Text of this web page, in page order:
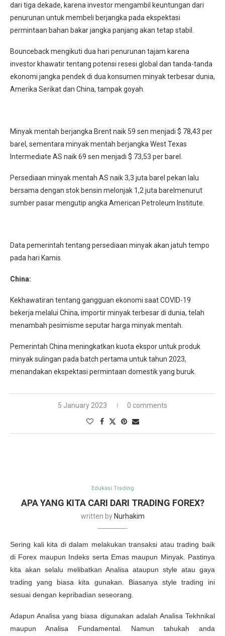
dari tiga dekade, karena investor mengambil keuntungan dari
penurunan untuk membeli berjangka pada ekspektasi
permintaan bahan bakar jangka panjang akan tetap stabil.
Bounceback mengikuti dua hari penurunan tajam karena
investor khawatir tentang potensi resesi global dan tanda-tanda
ekonomi jangka pendek di dua konsumen minyak terbesar dunia,
Amerika Serikat dan China, tampak goyah.
Minyak mentah berjangka Brent naik 59 sen menjadi $ 78,43 per
barel, sementara minyak mentah berjangka West Texas
Intermediate AS naik 69 sen menjadi $ 73,53 per barel.
Persediaan minyak mentah AS naik 3,3 juta barel pekan lalu
bersama dengan stok bensin melonjak 1,2 juta barelmenurut
sumber pasar mengutip angka American Petroleum Institute.
Data pemerintah tentang persediaan minyak akan jatuh tempo
pada hari Kamis.
China:
Kekhawatiran tentang gangguan ekonomi saat COVID-19
bekerja melalui China, importir minyak terbesar di dunia, telah
menambah pesimisme seputar harga minyak mentah.
Pemerintah China meningkatkan kuota ekspor untuk produk
minyak sulingan pada batch pertama untuk tahun 2023,
menandakan ekspektasi permintaan domestik yang buruk.
5 January 2023 0 comments
Edukasi Trading
APA YANG KITA CARI DARI TRADING FOREX?
written by Nurhakim
Sering kali kita di dalam melakukan transaksi atau trading baik
di Forex maupun Indeks serta Emas maupun Minyak. Pastinya
kita akan selalu melibatkan Analisa ataupun style atau gaya
trading yang biasa kita gunakan. Biasanya style trading ini
sesuai dengan kepribadian seseorang.
Adapun Analisa yang biasa digunakan adalah Analisa Tekhnikal
maupun Analisa Fundamental. Namun tahukah anda